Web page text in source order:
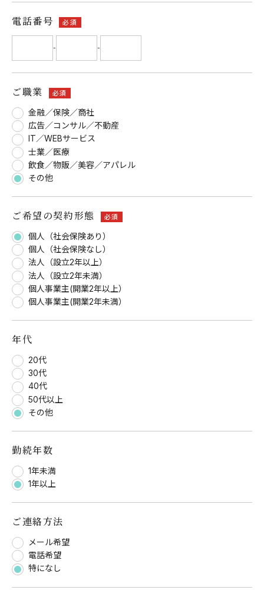
電話番号 必須
- -
ご職業 必須
金融／保険／商社
広告／コンサル／不動産
IT／WEBサービス
士業／医療
飲食／物販／美容／アパレル
その他
ご希望の契約形態 必須
個人（社会保険あり）
個人（社会保険なし）
法人（設立2年以上）
法人（設立2年未満）
個人事業主(開業2年以上）
個人事業主(開業2年未満）
年代
20代
30代
40代
50代以上
その他
勤続年数
1年未満
1年以上
ご連絡方法
メール希望
電話希望
特になし